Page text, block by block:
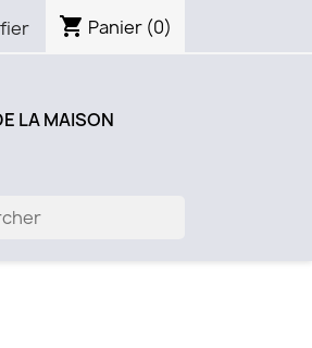
shopping_cart Panier (0)
LA MAISON